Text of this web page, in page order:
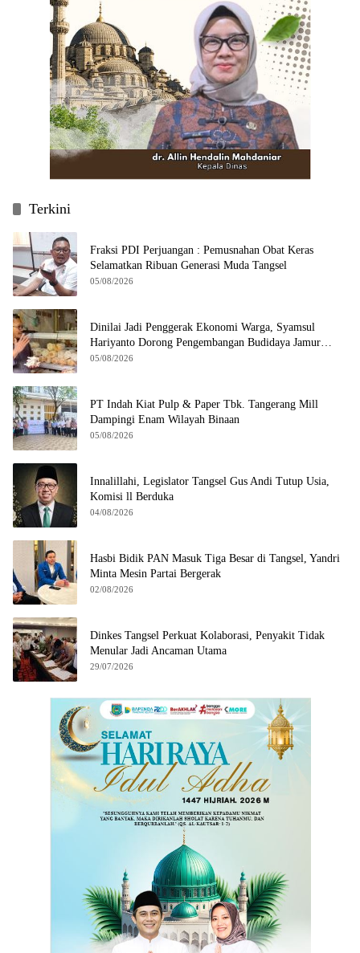
Terkini
Fraksi PDI Perjuangan : Pemusnahan Obat Keras
Selamatkan Ribuan Generasi Muda Tangsel
05/08/2026
Dinilai Jadi Penggerak Ekonomi Warga, Syamsul
Hariyanto Dorong Pengembangan Budidaya Jamur
Crispy di Serpong
05/08/2026
PT Indah Kiat Pulp & Paper Tbk. Tangerang Mill
Dampingi Enam Wilayah Binaan
05/08/2026
Innalillahi, Legislator Tangsel Gus Andi Tutup Usia,
Komisi ll Berduka
04/08/2026
Hasbi Bidik PAN Masuk Tiga Besar di Tangsel, Yandri
Minta Mesin Partai Bergerak
02/08/2026
Dinkes Tangsel Perkuat Kolaborasi, Penyakit Tidak
Menular Jadi Ancaman Utama
29/07/2026